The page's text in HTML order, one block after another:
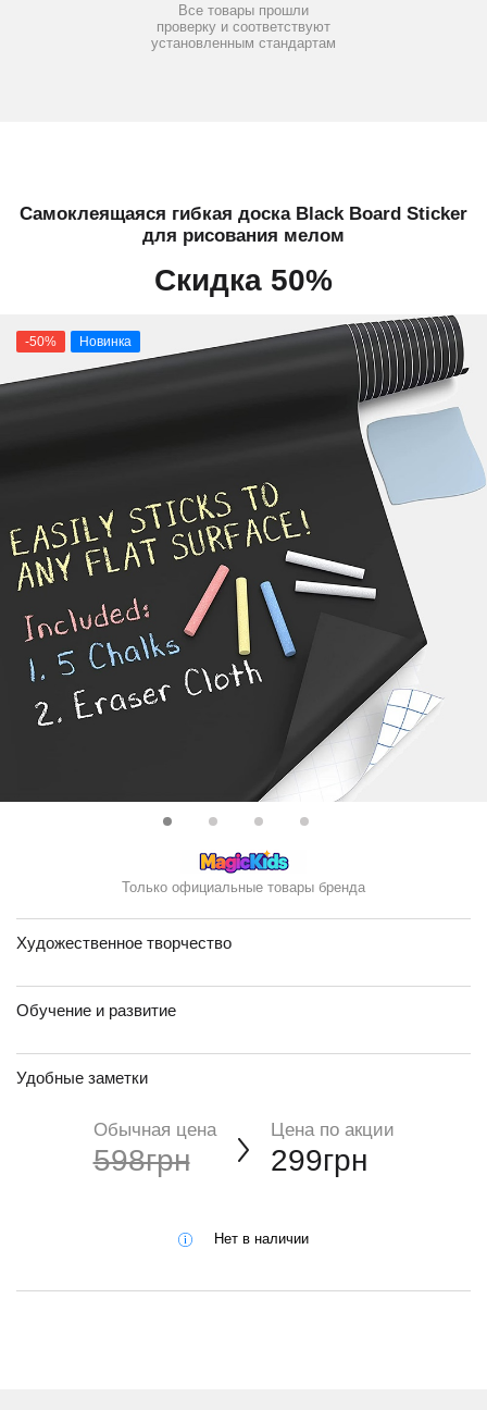
Все товары прошли
проверку и соответствуют
установленным стандартам
Самоклеящаяся гибкая доска Black Board Sticker
для рисования мелом
Скидка 50%
-50% Новинка
Только официальные товары бренда
Художественное творчество
Обучение и развитие
Удобные заметки
Обычная цена
598грн
Цена по акции
299грн
Нет в наличии